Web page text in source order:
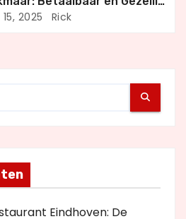
Eten2025 Rick
Eindhoven: De